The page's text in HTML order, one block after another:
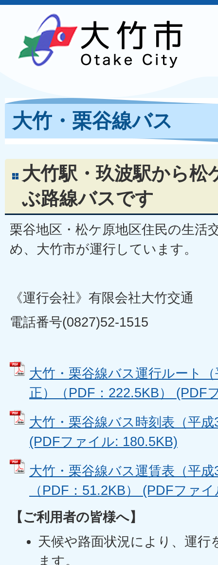
大竹・栗谷線バス
大竹駅・玖波駅から松
ぶ路線バスです
栗谷地区・松ケ原地区住民の生活
め、大竹市が運行しています。
《運行会社》有限会社大竹交通
電話番号(0827)52-1515
大竹・栗谷線バス運行ルート
正）（PDF：222.5KB） (PDF
大竹・栗谷線バス時刻表（平
(PDFファイル: 180.5KB)
大竹・栗谷線バス運賃表（平
（PDF：51.2KB） (PDFファ
【ご利用者の皆様へ】
天候や路面状況により、運行
ます。